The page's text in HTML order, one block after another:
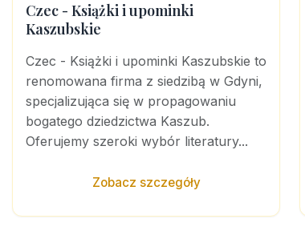
Czec - Książki i upominki
Kaszubskie
Czec - Książki i upominki Kaszubskie to
renomowana firma z siedzibą w Gdyni,
specjalizująca się w propagowaniu
bogatego dziedzictwa Kaszub.
Oferujemy szeroki wybór literatury...
Zobacz szczegóły